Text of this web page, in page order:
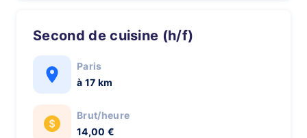
Second de cuisine (h/f)
Paris
à 17 km
Brut/heure
14,00 €